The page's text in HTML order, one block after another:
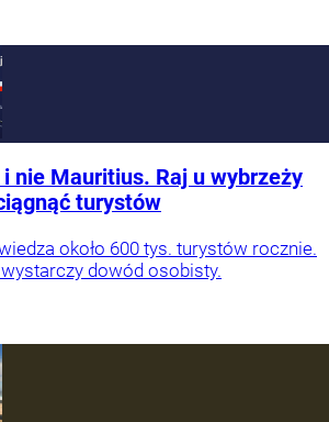
nie Mauritius. Raj u wybrzeży
turystów
około 600 tys. turystów rocznie.
dowód osobisty.